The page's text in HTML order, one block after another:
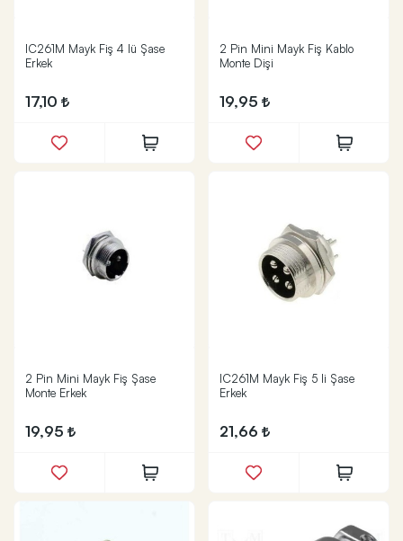
IC261M Mayk Fiş 4 lü Şase
Erkek
17,10
2 Pin Mini Mayk Fiş Kablo
Monte Dişi
19,95
2 Pin Mini Mayk Fiş Şase
Monte Erkek
19,95
IC261M Mayk Fiş 5 li Şase
Erkek
21,66